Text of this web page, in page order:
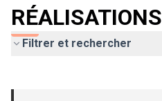
RÉALISATIONS
Filtrer et rechercher